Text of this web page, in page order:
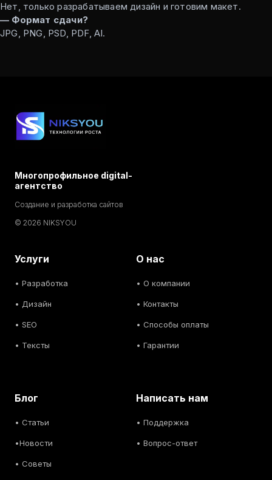
Нет, только разрабатываем дизайн и готовим макет.
— Формат сдачи?
JPG, PNG, PSD, PDF, AI.
Многопрофильное digital-
агентство
Создание и разработка сайтов
© 2026 NIKSYOU
Услуги
• Разработка
• Дизайн
• SEO
• Тексты
О нас
• О компании
• Контакты
• Способы оплаты
• Гарантии
Блог
• Статьи
•Новости
• Советы
Написать нам
• Поддержка
• Вопрос-ответ